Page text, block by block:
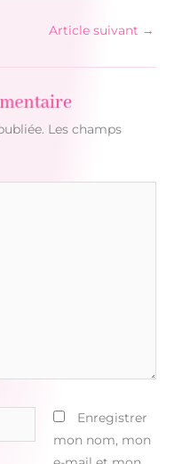
Article suivant →
Les champs
Enregistrer
mon nom, mon